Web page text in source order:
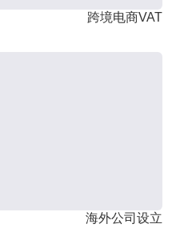
跨境电商VAT
海外公司设立